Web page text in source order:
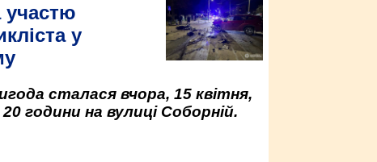
у
сталася вчора, 15 квітня,
години на вулиці Соборній.